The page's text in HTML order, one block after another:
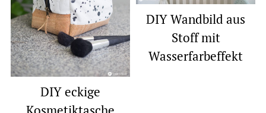
DIY eckige
DIY Wandbild aus
Stoff mit
Wasserfarbeffekt